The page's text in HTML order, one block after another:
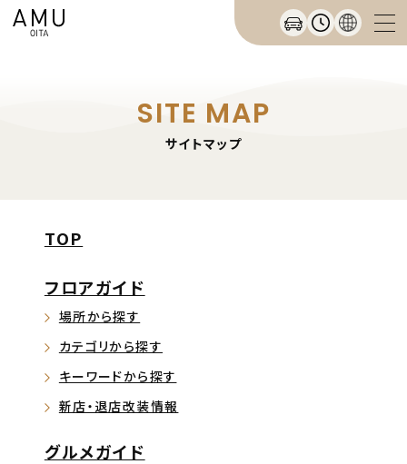
SITE MAP
サイトマップ
TOP
フロアガイド
場所から探す
カテゴリから探す
キーワードから探す
新店・退店改装情報
グルメガイド